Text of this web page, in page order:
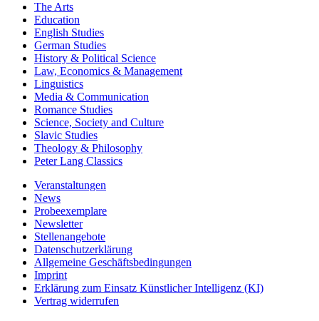
The Arts
Education
English Studies
German Studies
History & Political Science
Law, Economics & Management
Linguistics
Media & Communication
Romance Studies
Science, Society and Culture
Slavic Studies
Theology & Philosophy
Peter Lang Classics
Veranstaltungen
News
Probeexemplare
Newsletter
Stellenangebote
Datenschutzerklärung
Allgemeine Geschäftsbedingungen
Imprint
Erklärung zum Einsatz Künstlicher Intelligenz (KI)
Vertrag widerrufen